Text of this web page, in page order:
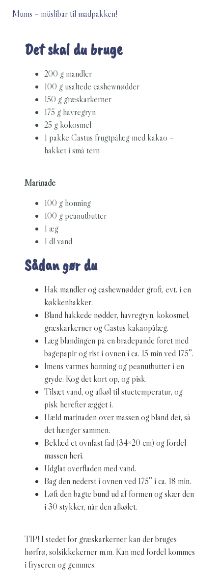
Mums – müslibar til madpakken!
Det skal du bruge
200 g mandler
100 g usaltede cashewnødder
150 g græskarkerner
175 g havregryn
25 g kokosmel
1 pakke Castus frugtpålæg med kakao –
hakket i små tern
Marinade
100 g honning
100 g peanutbutter
1 æg
1 dl vand
Sådan gør du
Hak mandler og cashewnødder groft, evt. i en
køkkenhakker.
Bland hakkede nødder, havregryn, kokosmel,
græskarkerner og Castus kakaopålæg.
Læg blandingen på en bradepande foret med
bagepapir og rist i ovnen i ca. 15 min ved 175°.
Imens varmes honning og peanutbutter i en
gryde. Kog det kort op, og pisk.
Tilsæt vand, og afkøl til stuetemperatur, og
pisk herefter ægget i.
Hæld marinaden over massen og bland det, så
det hænger sammen.
Beklæd et ovnfast fad (34×20 cm) og fordel
massen heri.
Udglat overfladen med vand.
Bag den nederst i ovnen ved 175° i ca. 18 min.
Løft den bagte bund ud af formen og skær den
i 30 stykker, når den afkølet.
TIP! I stedet for græskarkerner kan der bruges
hørfrø, solsikkekerner m.m. Kan med fordel kommes
i fryseren og gemmes.